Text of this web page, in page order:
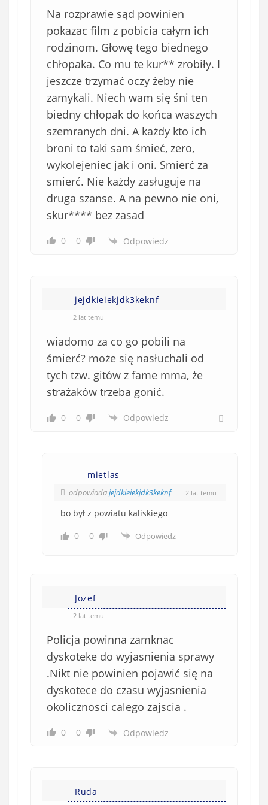
Na rozprawie sąd powinien
pokazac film z pobicia całym ich
rodzinom. Głowę tego biednego
chłopaka. Co mu te kur** zrobiły. I
jeszcze trzymać oczy żeby nie
zamykali. Niech wam się śni ten
biedny chłopak do końca waszych
szemranych dni. A każdy kto ich
broni to taki sam śmieć, zero,
wykolejeniec jak i oni. Smierć za
smierć. Nie każdy zasługuje na
druga szanse. A na pewno nie oni,
skur**** bez zasad
0 0 Odpowiedz
jejdkieiekjdk3keknf
2 lat temu
wiadomo za co go pobili na
śmierć? może się nasłuchali od
tych tzw. gitów z fame mma, że
strażaków trzeba gonić.
0 0 Odpowiedz
mietlas
odpowiadajejdkieiekjdk3keknf 2 lat temu
bo był z powiatu kaliskiego
0
0 Odpowiedz
Jozef
2 lat temu
Policja powinna zamknac
dyskoteke do wyjasnienia sprawy
.Nikt nie powinien pojawić się na
dyskotece do czasu wyjasnienia
okolicznosci calego zajscia .
0 0 Odpowiedz
Ruda